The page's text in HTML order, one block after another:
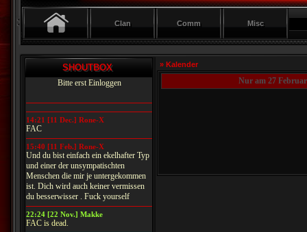
Clan Comm Misc
SHOUTBOX
Bitte erst Einloggen
14:21 [11 Dec.] Rone-X
FAC
15:40 [11 Feb.] Rone-X
Und du bist einfach ein ekelhafter Typ
und einer der unsympatischten
Menschen die mir je untergekommen
ist. Dich wird auch keiner vermissen
du besserwisser . Fuck yourself
22:24 [22 Nov.] Makke
FAC is dead.
» Kalender
Nur am 27